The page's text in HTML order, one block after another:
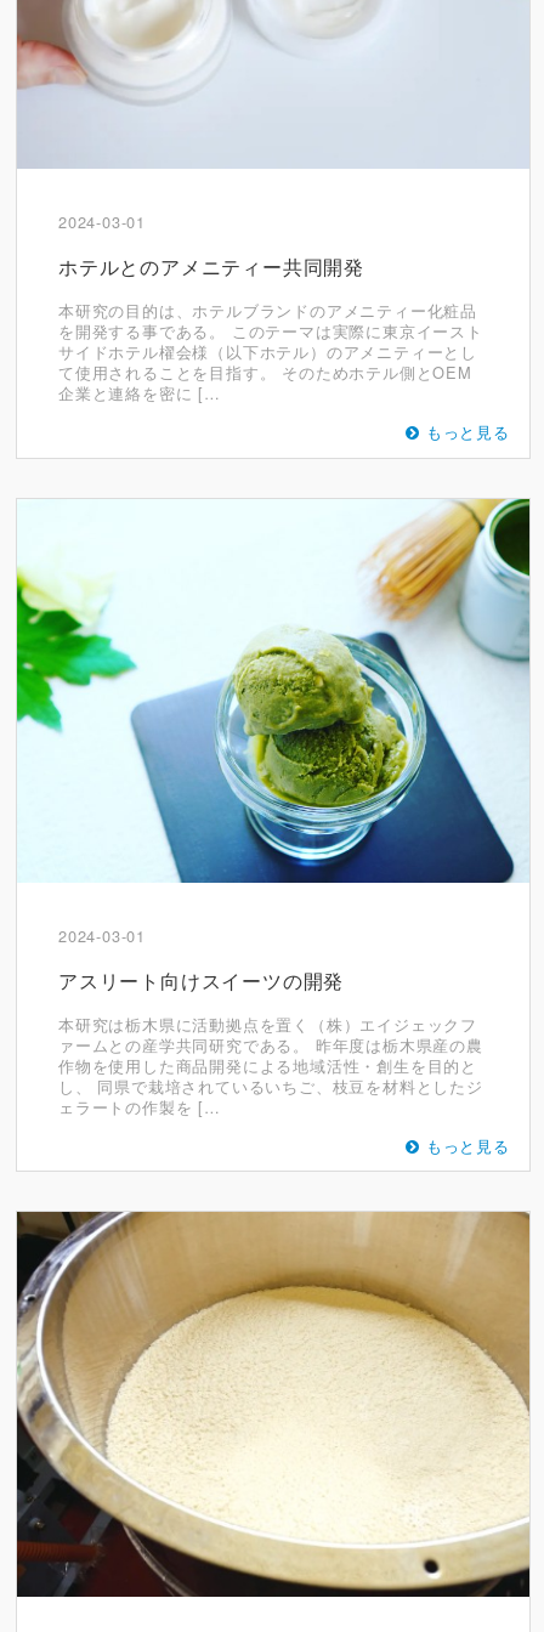
2024-03-01
ホテルとのアメニティー共同開発
本研究の目的は、ホテルブランドのアメニティー化粧品
を開発する事である。 このテーマは実際に東京イースト
サイドホテル櫂会様（以下ホテル）のアメニティーとし
て使用されることを目指す。 そのためホテル側とOEM
企業と連絡を密に […
もっと見る
2024-03-01
アスリート向けスイーツの開発
本研究は栃木県に活動拠点を置く（株）エイジェックフ
ァームとの産学共同研究である。 昨年度は栃木県産の農
作物を使用した商品開発による地域活性・創生を目的と
し、 同県で栽培されているいちご、枝豆を材料としたジ
ェラートの作製を […
もっと見る